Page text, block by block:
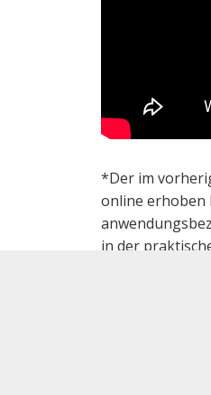
*Der im
online erhoben
in der